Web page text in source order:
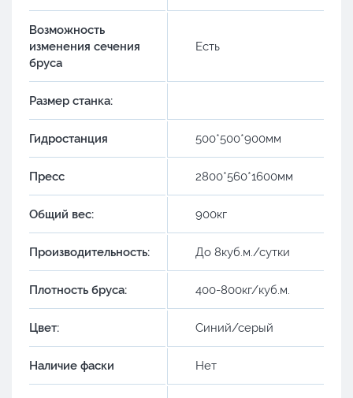
Возможность
изменения сечения
бруса
Есть
Размер станка:
Гидростанция 500*500*900мм
Пресс 2800*560*1600мм
Общий вес: 900кг
Производительность: До 8куб.м./сутки
Плотность бруса: 400-800кг/куб.м.
Цвет: Синий/серый
Наличие фаски Нет